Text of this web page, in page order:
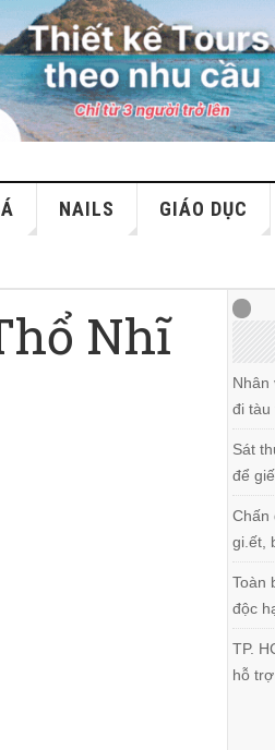
NAILS GIÁO DỤC
Nhĩ
Nhân
đi tàu
Sát
để
Chấn
gi.ết,
Toàn
độc
TP.
hỗ